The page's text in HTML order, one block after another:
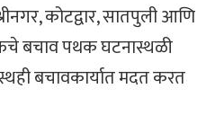
कोटद्वार, सातपुली आणि
बचाव पथक घटनास्थळी
बचावकार्यात मदत करत